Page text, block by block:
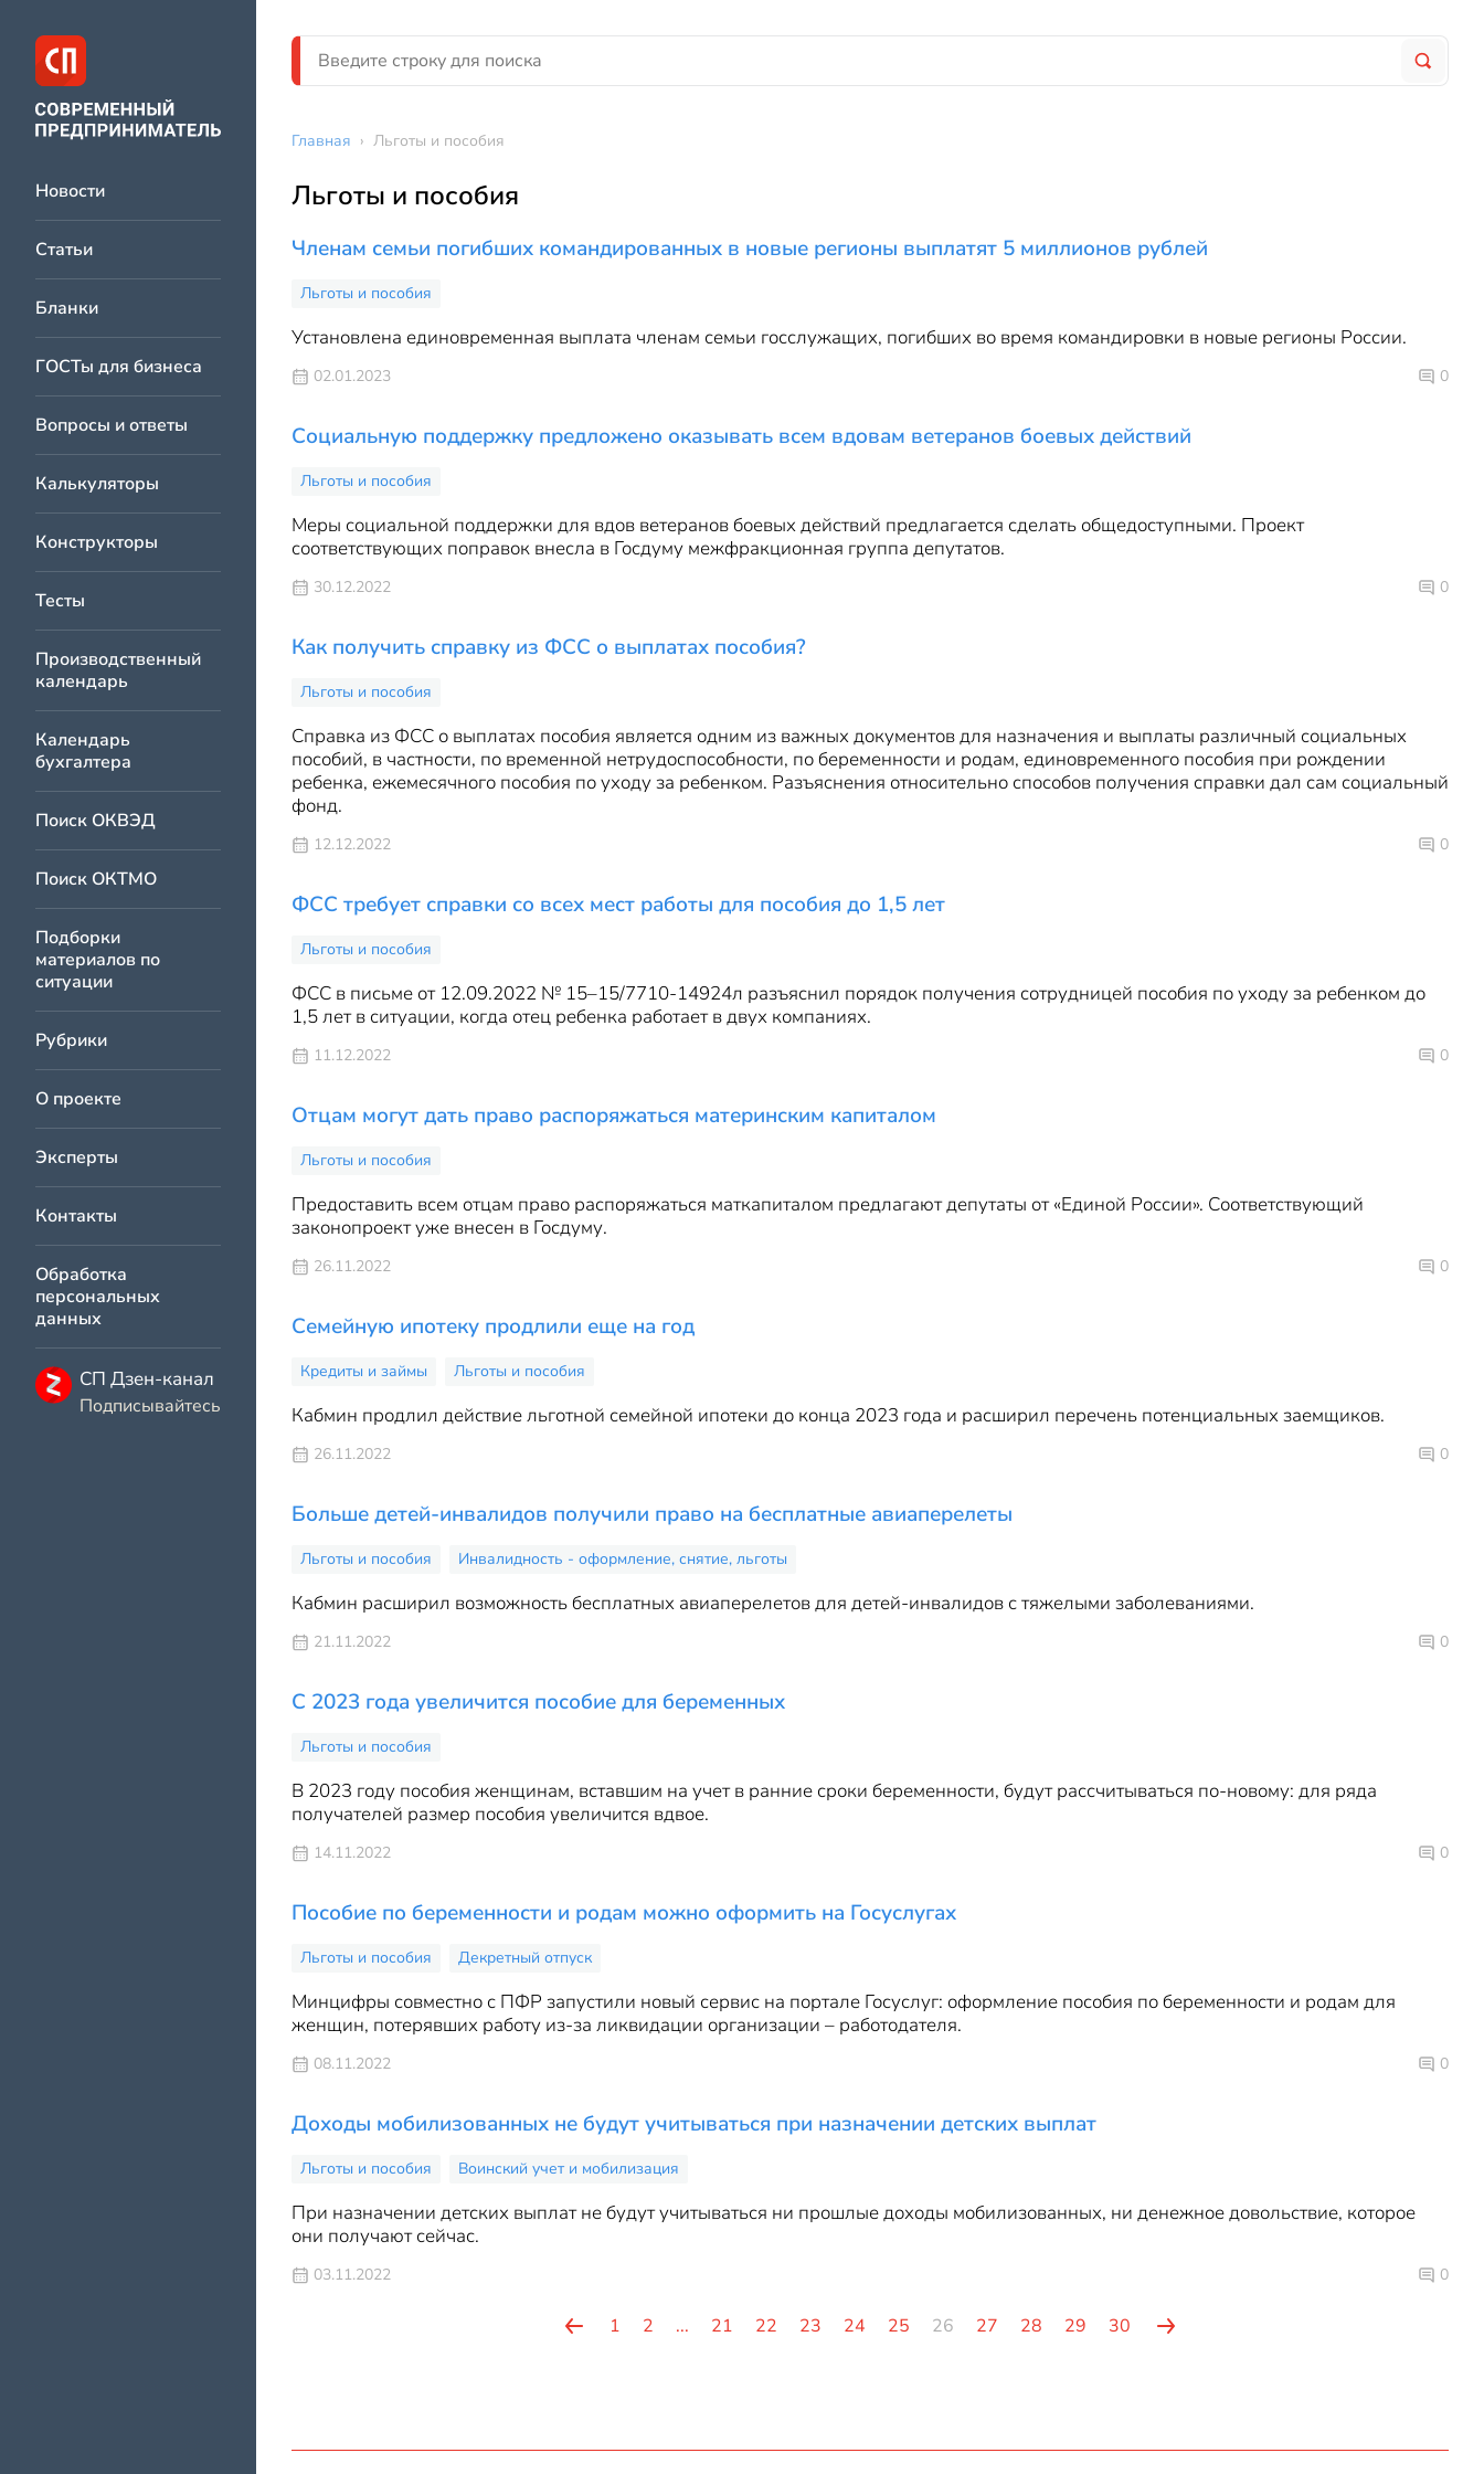
Новости
Статьи
Бланки
ГОСТы для бизнеса
Вопросы и ответы
Калькуляторы
Конструкторы
Тесты
Производственный
календарь
Календарь
бухгалтера
Поиск ОКВЭД
Поиск ОКТМО
Подборки
материалов по
ситуации
Рубрики
О проекте
Эксперты
Контакты
Обработка
персональных
данных
СП Дзен-канал
Подписывайтесь
Главная › Льготы и пособия
Льготы и пособия
Членам семьи погибших командированных в новые регионы выплатят 5 миллионов рублей
Льготы и пособия
Установлена единовременная выплата членам семьи госслужащих, погибших во время командировки в новые регионы России.
02.01.2023 0
Социальную поддержку предложено оказывать всем вдовам ветеранов боевых действий
Льготы и пособия
Меры социальной поддержки для вдов ветеранов боевых действий предлагается сделать общедоступными. Проект
соответствующих поправок внесла в Госдуму межфракционная группа депутатов.
30.12.2022 0
Как получить справку из ФСС о выплатах пособия?
Льготы и пособия
Справка из ФСС о выплатах пособия является одним из важных документов для назначения и выплаты различный социальных
пособий, в частности, по временной нетрудоспособности, по беременности и родам, единовременного пособия при рождении
ребенка, ежемесячного пособия по уходу за ребенком. Разъяснения относительно способов получения справки дал сам социальный
фонд.
12.12.2022 0
ФСС требует справки со всех мест работы для пособия до 1,5 лет
Льготы и пособия
ФСС в письме от 12.09.2022 № 15–15/7710-14924л разъяснил порядок получения сотрудницей пособия по уходу за ребенком до
1,5 лет в ситуации, когда отец ребенка работает в двух компаниях.
11.12.2022 0
Отцам могут дать право распоряжаться материнским капиталом
Льготы и пособия
Предоставить всем отцам право распоряжаться маткапиталом предлагают депутаты от «Единой России». Соответствующий
законопроект уже внесен в Госдуму.
26.11.2022 0
Семейную ипотеку продлили еще на год
Кредиты и займы Льготы и пособия
Кабмин продлил действие льготной семейной ипотеки до конца 2023 года и расширил перечень потенциальных заемщиков.
26.11.2022 0
Больше детей-инвалидов получили право на бесплатные авиаперелеты
Льготы и пособия Инвалидность - оформление, снятие, льготы
Кабмин расширил возможность бесплатных авиаперелетов для детей-инвалидов с тяжелыми заболеваниями.
21.11.2022 0
С 2023 года увеличится пособие для беременных
Льготы и пособия
В 2023 году пособия женщинам, вставшим на учет в ранние сроки беременности, будут рассчитываться по-новому: для ряда
получателей размер пособия увеличится вдвое.
14.11.2022 0
Пособие по беременности и родам можно оформить на Госуслугах
Льготы и пособия Декретный отпуск
Минцифры совместно с ПФР запустили новый сервис на портале Госуслуг: оформление пособия по беременности и родам для
женщин, потерявших работу из-за ликвидации организации – работодателя.
08.11.2022 0
Доходы мобилизованных не будут учитываться при назначении детских выплат
Льготы и пособия Воинский учет и мобилизация
При назначении детских выплат не будут учитываться ни прошлые доходы мобилизованных, ни денежное довольствие, которое
они получают сейчас.
03.11.2022 0
1 2 ... 21 22 23 24 25 26 27 28 29 30